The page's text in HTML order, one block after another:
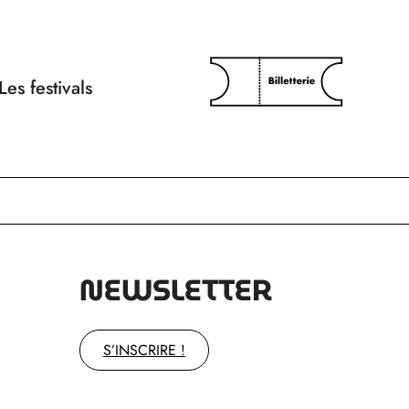
festivals
NEWSLETTER
S’INSCRIRE !